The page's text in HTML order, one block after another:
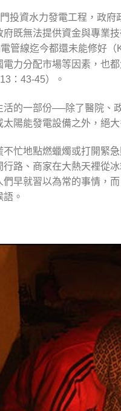
投資水力發電工程，政
既無法提供資金與專業
管線迄今都還未能修好（
力分配市場等因素，也
：43-45）。
的一部份──除了醫院、
陽能發電設備之外，絕
忙地點燃蠟燭或打開緊
路、商家在大熱天裡從
早就習以為常的事情，
。